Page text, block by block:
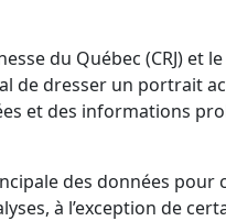
du Québec (CRJ) et le
dresser un portrait
et des informations
des données pour
à l’exception de